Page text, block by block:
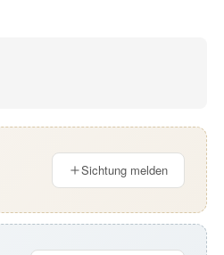
Sichtung melden